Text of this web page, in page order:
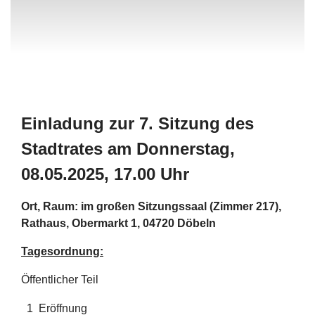
Einladung zur 7. Sitzung des
Stadtrates am Donnerstag,
08.05.2025, 17.00 Uhr
Ort, Raum: im großen Sitzungssaal (Zimmer 217),
Rathaus, Obermarkt 1, 04720 Döbeln
Tagesordnung:
Öffentlicher Teil
1 Eröffnung